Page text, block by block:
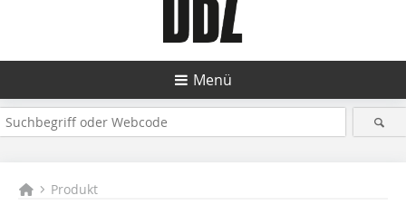
Menü
Produkt